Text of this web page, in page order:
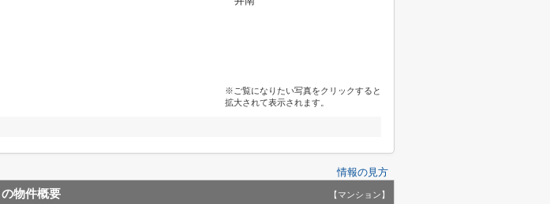
※ご覧になりたい写真をクリックすると
拡大されて表示されます。
情報の見方
の物件概要 【マンション】